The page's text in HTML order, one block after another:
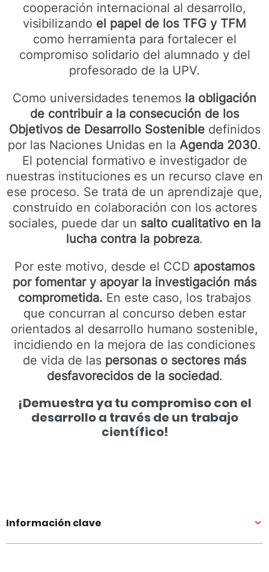
cooperación internacional al desarrollo,
visibilizando el papel de los TFG y TFM
como herramienta para fortalecer el
compromiso solidario del alumnado y del
profesorado de la UPV.
Como universidades tenemos la obligación
de contribuir a la consecución de los
Objetivos de Desarrollo Sostenibledefinidos
por las Naciones Unidas en la Agenda 2030.
El potencial formativo e investigador de
nuestras instituciones es un recurso clave en
ese proceso. Se trata de un aprendizaje que,
construido en colaboración con los actores
sociales, puede dar un salto cualitativo en la
lucha contra la pobreza.
Por este motivo, desde el CCD apostamos
por fomentar y apoyar la investigación más
comprometida. En este caso, los trabajos
que concurran al concurso deben estar
orientados al desarrollo humano sostenible,
incidiendo en la mejora de las condiciones
de vida de las personas o sectores más
desfavorecidos de la sociedad.
¡Demuestra ya tu compromiso con el
desarrollo a través de un trabajo
científico!
Información clave